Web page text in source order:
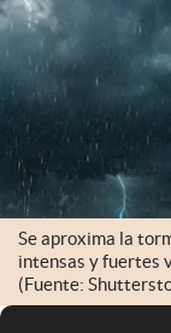
Se aproxima la
intensas y fuertes
(Fuente: